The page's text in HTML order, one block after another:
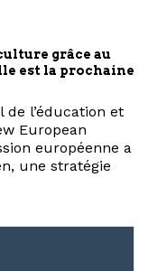
grâce au
est la prochaine
l’éducation et
European
européenne a
une stratégie